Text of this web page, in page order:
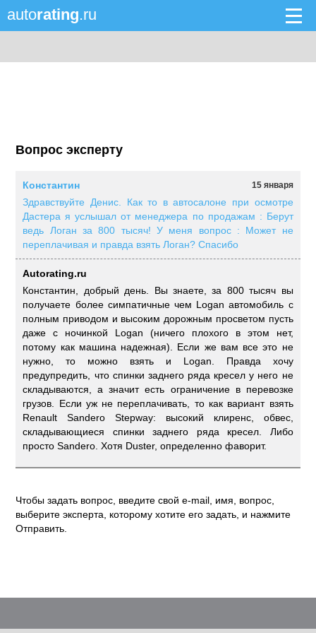
autorating.ru
Вопрос эксперту
15 января
Константин
Здравствуйте Денис. Как то в автосалоне при осмотре
Дастера я услышал от менеджера по продажам : Берут
ведь Логан за 800 тысяч! У меня вопрос : Может не
переплачивая и правда взять Логан? Спасибо
Autorating.ru
Константин, добрый день. Вы знаете, за 800 тысяч вы
получаете более симпатичные чем Logan автомобиль с
полным приводом и высоким дорожным просветом пусть
даже с ночинкой Logan (ничего плохого в этом нет,
потому как машина надежная). Если же вам все это не
нужно, то можно взять и Logan. Правда хочу
предупредить, что спинки заднего ряда кресел у него не
складываются, а значит есть ограничение в перевозке
грузов. Если уж не переплачивать, то как вариант взять
Renault Sandero Stepway: высокий клиренс, обвес,
складывающиеся спинки заднего ряда кресел. Либо
просто Sandero. Хотя Duster, определенно фаворит.
Чтобы задать вопрос, введите свой e-mail, имя, вопрос,
выберите эксперта, которому хотите его задать, и нажмите
Отправить.